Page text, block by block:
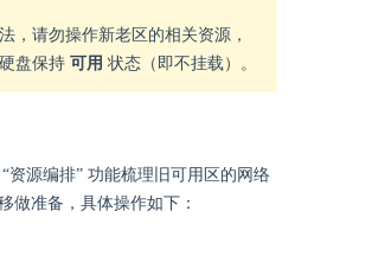
，请勿操作新老区的相关资源，
盘保持 可用 状态（即不挂载）。
资源编排” 功能梳理旧可用区的网络
做准备，具体操作如下：